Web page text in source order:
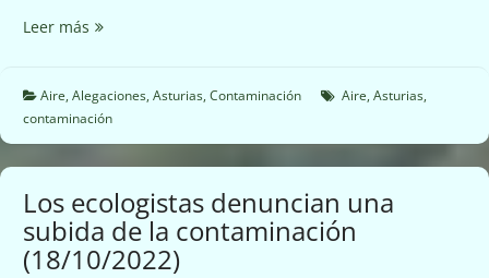
Leer más Solicitud
hístoricos
Pm10
(18/10/2022)
Aire, Alegaciones, Asturias, Contaminación Aire, Asturias,
contaminación
Los ecologistas denuncian una
subida de la contaminación
(18/10/2022)